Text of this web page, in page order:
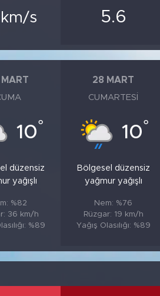
km/s 5.6
10°
düzensiz
yağışlı
%82
36 km/h
%89
28 MART
CUMARTESI
10°
Bölgesel düzensiz
yağmur yağışlı
Nem: %76
Rüzgar: 19 km/h
Yağış Olasılığı: %89